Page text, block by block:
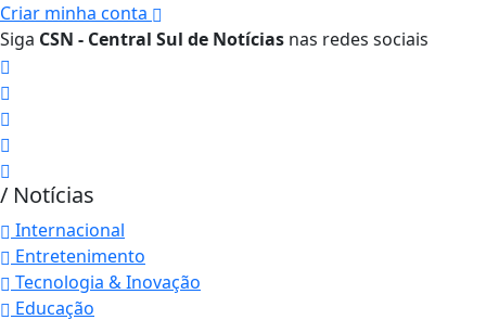
Criar minha conta
Siga CSN - Central Sul de Notícias nas redes sociais
/ Notícias
Internacional
Entretenimento
Tecnologia & Inovação
Educação